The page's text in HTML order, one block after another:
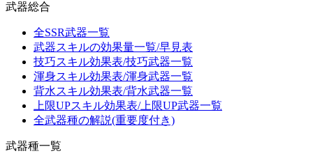
武器総合
全SSR武器一覧
武器スキルの効果量一覧/早見表
技巧スキル効果表/技巧武器一覧
渾身スキル効果表/渾身武器一覧
背水スキル効果表/背水武器一覧
上限UPスキル効果表/上限UP武器一覧
全武器種の解説(重要度付き)
武器種一覧